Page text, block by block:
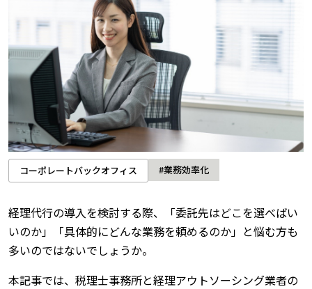
コーポレートバックオフィス #業務効率化
経理代行の導入を検討する際、「委託先はどこを選べばい
いのか」「具体的にどんな業務を頼めるのか」と悩む方も
多いのではないでしょうか。
本記事では、税理士事務所と経理アウトソーシング業者の